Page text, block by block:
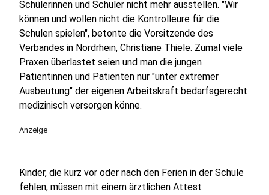
Schülerinnen und Schüler nicht mehr ausstellen. "Wir
können und wollen nicht die Kontrolleure für die
Schulen spielen", betonte die Vorsitzende des
Verbandes in Nordrhein, Christiane Thiele. Zumal viele
Praxen überlastet seien und man die jungen
Patientinnen und Patienten nur "unter extremer
Ausbeutung" der eigenen Arbeitskraft bedarfsgerecht
medizinisch versorgen könne.
Anzeige
Kinder, die kurz vor oder nach den Ferien in der Schule
fehlen, müssen mit einem ärztlichen Attest